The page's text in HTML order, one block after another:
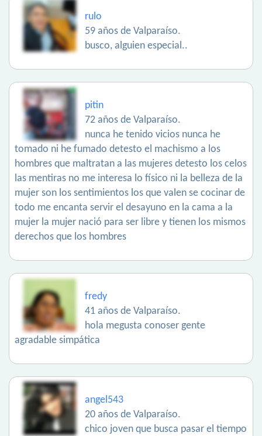
rulo
59 años de Valparaíso.
busco, alguien especial..
pitin
72 años de Valparaíso.
nunca he tenido vicios nunca he
tomado ni he fumado detesto el machismo a los
hombres que maltratan a las mujeres detesto los celos
las mentiras no me interesa lo físico ni la belleza de la
mujer son los sentimientos los que valen se cocinar de
todo me encanta servir el desayuno en la cama a la
mujer la mujer nació para ser libre y tienen los mismos
derechos que los hombres
fredy
41 años de Valparaíso.
hola megusta conoser gente
agradable simpática
angel543
20 años de Valparaíso.
chico joven que busca pasar el tiempo